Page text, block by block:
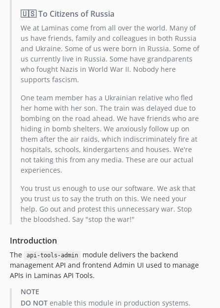
1.5.6p1
1.5.6
1.5.5p1
1.5.5
1.5.4p1
1.5.4
1.5.3p1
1.5.3
1.5.2p1
1.5.2
1.5.1p1
1.5.1
1.5.0p1
1.5.0
1.4.3p1
1.4.3
1.4.2p1
1.4.2
1.4.1p1
1.4.1
1.4.0p1
1.4.0
1.3.3p1
1.3.3
🇺🇸 To Citizens of Russia
We at Laminas come from all over the world. Many of
us have friends, family and colleagues in both Russia
and Ukraine. Some of us were born in Russia. Some of
us currently live in Russia. Some have grandparents
who fought Nazis in World War II. Nobody here
supports fascism.
One team member has a Ukrainian relative who fled
her home with her son. The train was delayed due to
bombing on the road ahead. We have friends who are
hiding in bomb shelters. We anxiously follow up on
them after the air raids, which indiscriminately fire at
hospitals, schools, kindergartens and houses. We're
not taking this from any media. These are our actual
experiences.
You trust us enough to use our software. We ask that
you trust us to say the truth on this. We need your
help. Go out and protest this unnecessary war. Stop
the bloodshed. Say "stop the war!"
Introduction
The api-tools-admin
module delivers the backend
management API and frontend Admin UI used to manage
APIs in Laminas API Tools.
NOTE
DO NOTenable this module in production systems.